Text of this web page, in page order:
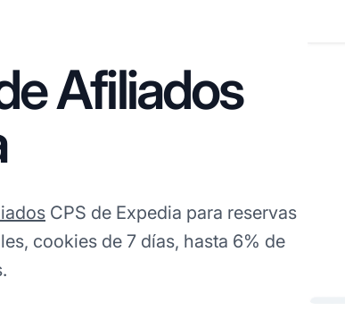
Afiliados
CPS de Expedia para reservas
cookies de 7 días, hasta 6% de